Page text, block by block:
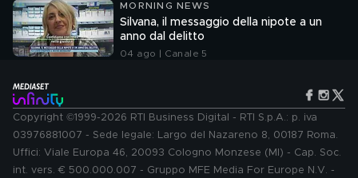
MORNING NEWS
Silvana, il messaggio della nipote a un
anno dal delitto
04 ago | Canale 5
Copyright ©1999-2026 RTI Business Digital - RTI S.p.A.: p. iva
03976881007 - Sede legale: Largo del Nazareno 8, 00187 Roma.
Uffici: Viale Europa 46, 20093 Cologno Monzese (MI) - Cap. Soc.
int. vers. € 500.000.007 - Gruppo MFE Media For Europe N.V. -